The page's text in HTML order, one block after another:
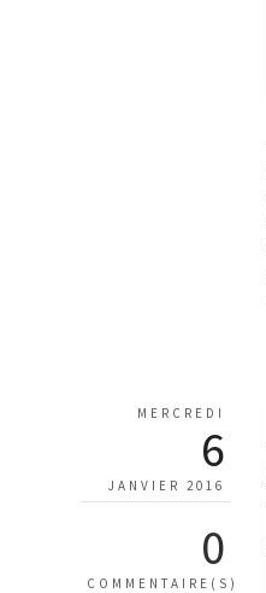
MERCREDI
6
JANVIER 2016
0
COMMENTAIRE(S)